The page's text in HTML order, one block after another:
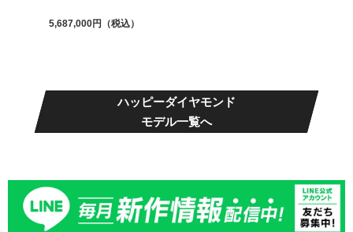
5,687,000
ハッピーダイヤモンド
モデル一覧へ